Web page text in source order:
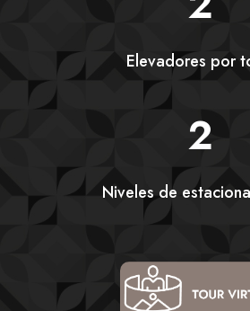
Elevadores por
2
Niveles de